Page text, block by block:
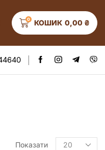
0 КОШИК 0,00 ₴
Показати